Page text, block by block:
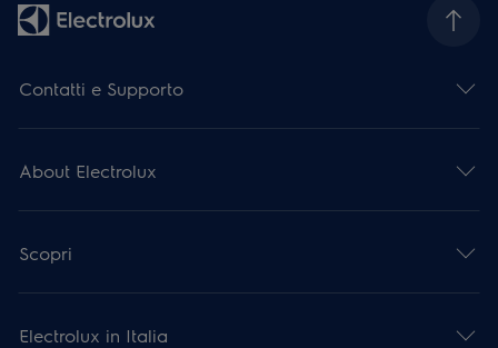
Contatti e Supporto
About Electrolux
Scopri
Electrolux in Italia